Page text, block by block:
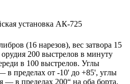
(16 нарезов), вес затвора 15
200 выстрелов в минуту
в 100 выстрелов. Углы
в пределах от -10' до +85', углы
— в пределах 200“ на оба борта.